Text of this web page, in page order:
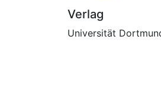
Verlag
Universität